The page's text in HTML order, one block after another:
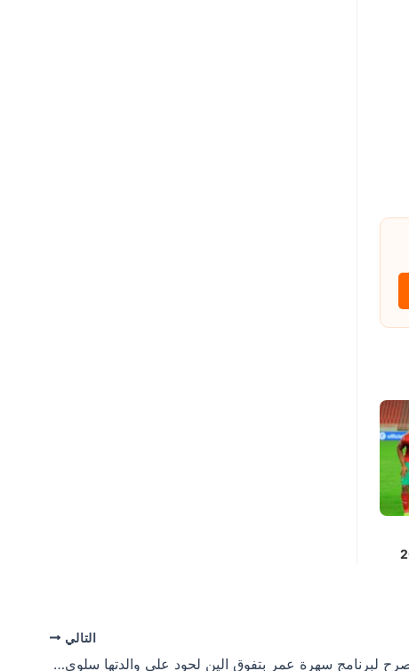
التالي
روميو لحود يصرح لبرنامج سهرة عمر بتفوق الين لحود علي والدتها سلوي القطريب في بنت الجبل